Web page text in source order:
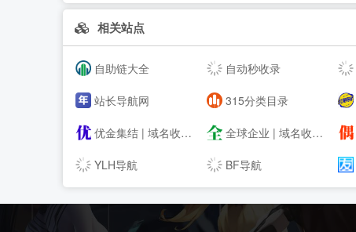
相关站点
自助链大全 自动秒收录
站长导航网 315分类目录
优金集结 | 域名收藏,域名海报,商标知识,商标注册,双拼域名,四声母域名,学习日记,商标制作,小黄经验分享,www.ujjj.cn 全球企业 | 域名收藏,域名海报,商标知识,商标注册,双拼域名,四声母域名,学习日记,商标制作,小黄经验分享,www.qqqy.cn
YLH导航 BF导航